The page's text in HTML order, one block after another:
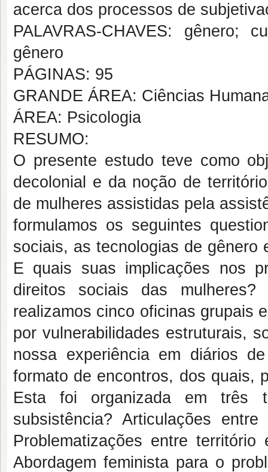
acerca dos processos de
PALAVRAS-CHAVES: gênero;
gênero
PÁGINAS: 95
GRANDE ÁREA: Ciências
ÁREA: Psicologia
RESUMO:
O presente estudo teve como
decolonial e da noção de
de mulheres assistidas pela
formulamos os seguintes
sociais, as tecnologias de
E quais suas implicações nos
direitos sociais das
realizamos cinco oficinas grupais
por vulnerabilidades estruturais,
nossa experiência em diários
formato de encontros, dos quais,
Esta foi organizada em três
subsistência? Articulações
Problematizações entre
Abordagem feminista para o